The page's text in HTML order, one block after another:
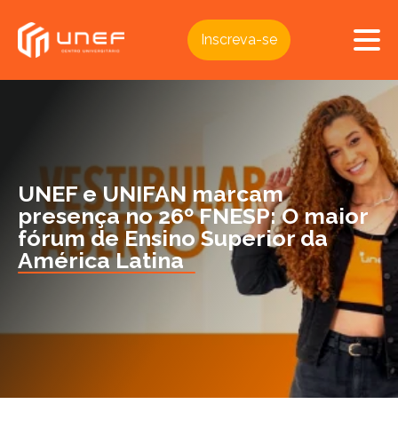
Inscreva-se
UNEF e UNIFAN marcam
presença no 26º FNESP: O maior
fórum de Ensino Superior da
América Latina